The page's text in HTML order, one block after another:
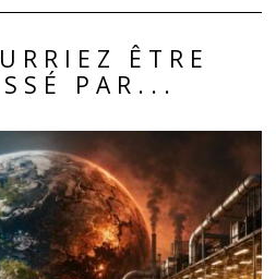
ÊTRE
PAR...